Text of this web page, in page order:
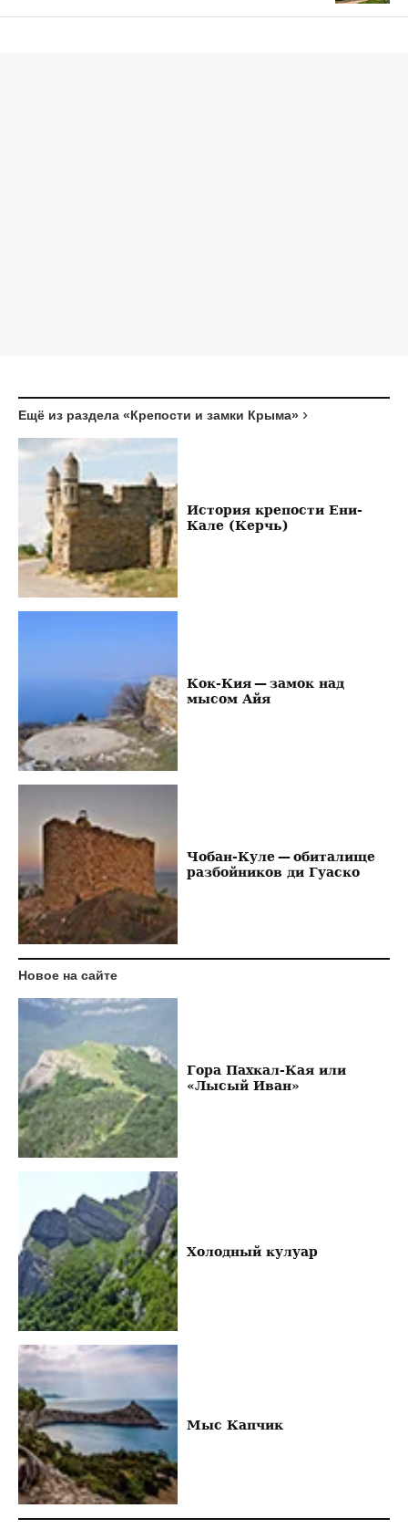
Ещё из раздела «Крепости и замки Крыма»
История крепости Ени-
Кале (Керчь)
Кок-Кия — замок над
мысом Айя
Чобан-Куле — обиталище
разбойников ди Гуаско
Новое на сайте
Гора Пахкал-Кая или
«Лысый Иван»
Холодный кулуар
Мыс Капчик